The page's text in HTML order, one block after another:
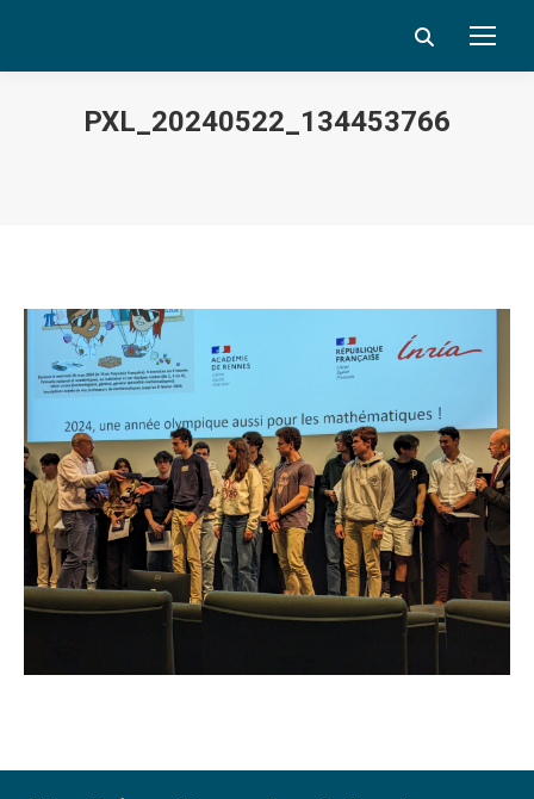
Search:
PXL_20240522_134453766